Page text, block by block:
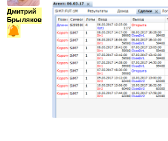
Дмитрий
Брыляков